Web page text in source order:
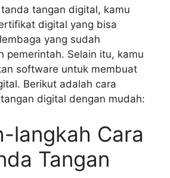
tangan digital, kamu
digital yang bisa
yang sudah
pemerintah. Selain itu, kamu
software untuk membuat
Berikut adalah cara
digital dengan mudah:
langkah Cara
Tangan